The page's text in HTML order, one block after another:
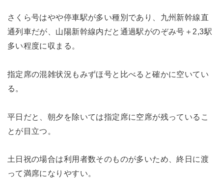
さくら号はやや停車駅が多い種別であり、九州新幹線直
通列車だが、山陽新幹線内だと通過駅がのぞみ号＋2,3駅
多い程度に収まる。
指定席の混雑状況もみずほ号と比べると確かに空いてい
る。
平日だと、朝夕を除いては指定席に空席が残っているこ
とが目立つ。
土日祝の場合は利用者数そのものが多いため、終日に渡
って満席になりやすい。